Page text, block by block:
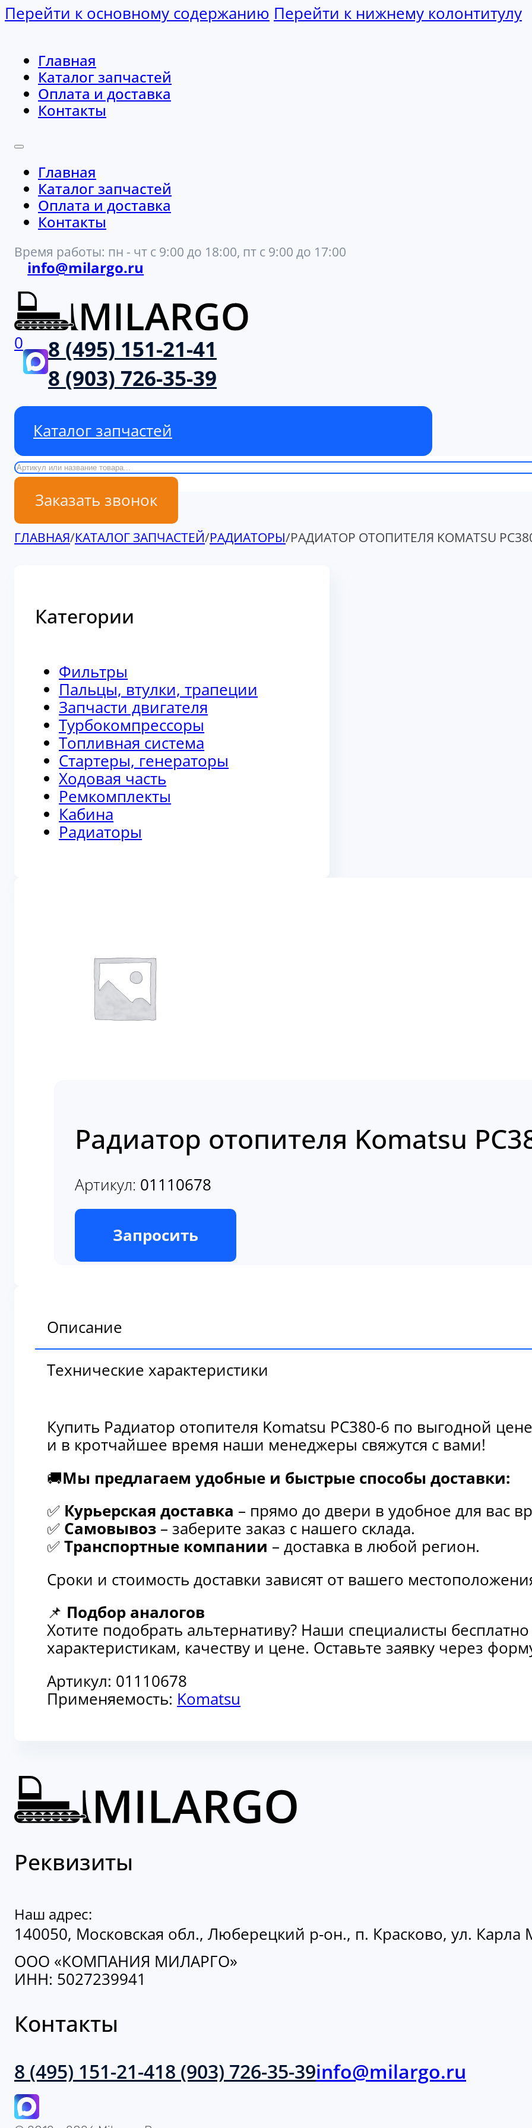
Перейти к основному содержанию Перейти к нижнему колонтитулу
Главная
Каталог запчастей
Оплата и доставка
Контакты
Главная
Каталог запчастей
Оплата и доставка
Контакты
Время работы: пн - чт с 9:00 до 18:00, пт с 9:00 до 17:00
info@milargo.ru
0
8 (495) 151-21-41
8 (903) 726-35-39
Каталог запчастей
Поиск
Заказать звонок
ГЛАВНАЯ/КАТАЛОГ ЗАПЧАСТЕЙ/РАДИАТОРЫ/РАДИАТОР ОТОПИТЕЛЯ KOMATSU
Категории
Фильтры
Пальцы, втулки, трапеции
Запчасти двигателя
Турбокомпрессоры
Топливная система
Стартеры, генераторы
Ходовая часть
Ремкомплекты
Кабина
Радиаторы
Радиатор отопителя Komatsu
Артикул: 01110678
В наличии
Запросить
Описание
Технические характеристики
Купить Радиатор отопителя Komatsu PC380-6 по выгодной
и в кротчайшее время наши менеджеры свяжутся с вами!
🚚Мы предлагаем удобные и быстрые способы доставки:
✅ Курьерская доставка – прямо до двери в удобное для вас
✅ Самовывоз – заберите заказ с нашего склада.
✅ Транспортные компании – доставка в любой регион.
Сроки и стоимость доставки зависят от вашего
📌 Подбор аналогов
Хотите подобрать альтернативу? Наши специалисты
характеристикам, качеству и цене. Оставьте заявку через
Артикул: 01110678
Применяемость: Komatsu
Реквизиты
Наш адрес:
140050, Московская обл., Люберецкий р-он., п. Красково, ул. Карла
ООО «КОМПАНИЯ МИЛАРГО»
ИНН: 5027239941
Контакты
8 (495) 151-21-418 (903) 726-35-39info@milargo.ru